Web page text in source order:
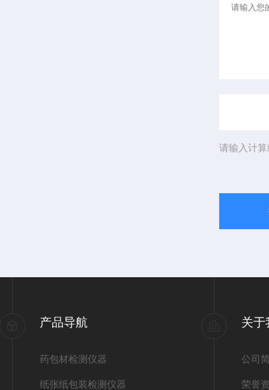
请输入计
产品导航
药包材检测仪器
纸张纸包装检测仪器
关于
公司
荣誉